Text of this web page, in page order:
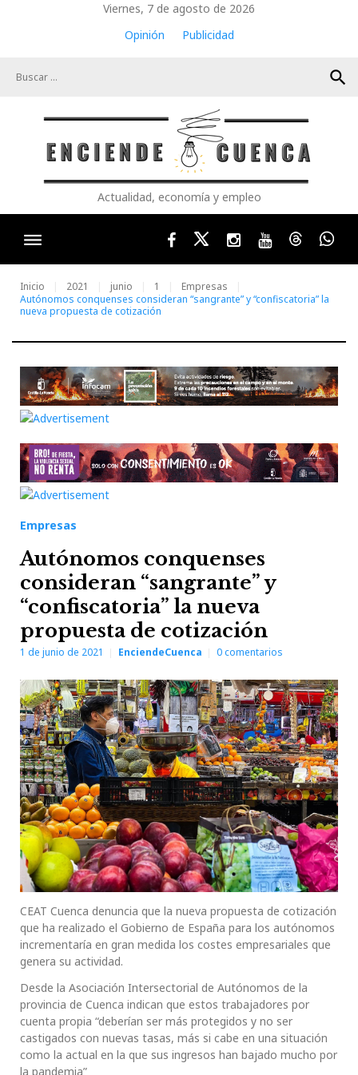
Viernes, 7 de agosto de 2026
Opinión
Publicidad
search
Actualidad, economía y empleo
FacebookTwitterInstagram
YoutubeThreads
Inicio 2021 junio 1
Empresas
Autónomos conquenses consideran “sangrante” y “confiscatoria” la
nueva propuesta de cotización
Empresas
Autónomos conquenses
consideran “sangrante” y
“confiscatoria” la nueva
propuesta de cotización
1 de junio de 2021 EnciendeCuenca 0comentarios
CEAT Cuenca denuncia que la nueva propuesta de cotización
que ha realizado el Gobierno de España para los autónomos
incrementaría en gran medida los costes empresariales que
genera su actividad.
Desde la Asociación Intersectorial de Autónomos de la
provincia de Cuenca indican que estos trabajadores por
cuenta propia “deberían ser más protegidos y no ser
castigados con nuevas tasas, más si cabe en una situación
como la actual en la que sus ingresos han bajado mucho por
la pandemia”